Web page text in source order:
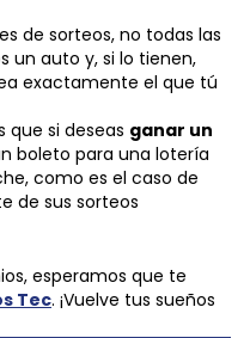
de sorteos, no todas las
un auto y, si lo tienen,
exactamente el que tú
que si deseas ganar un
boleto para una lotería
como es el caso de
de sus sorteos
esperamos que te
Tec. ¡Vuelve tus sueños